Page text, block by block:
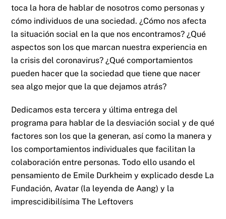
toca la hora de hablar de nosotros como personas y
cómo individuos de una sociedad. ¿Cómo nos afecta
la situación social en la que nos encontramos? ¿Qué
aspectos son los que marcan nuestra experiencia en
la crisis del coronavirus? ¿Qué comportamientos
pueden hacer que la sociedad que tiene que nacer
sea algo mejor que la que dejamos atrás?
Dedicamos esta tercera y última entrega del
programa para hablar de la desviación social y de qué
factores son los que la generan, así como la manera y
los comportamientos individuales que facilitan la
colaboración entre personas. Todo ello usando el
pensamiento de Emile Durkheim y explicado desde La
Fundación, Avatar (la leyenda de Aang) y la
imprescidibilísima The Leftovers